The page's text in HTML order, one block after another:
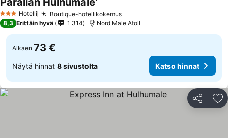
3 Tähtiluokitus
Hotelli Boutique-hotellikokemus
8,3 Erittäin hyvä 1 314 Nord Male Atoll
Alkaen 73 €
Näytä hinnat 8 sivustolta Katso hinnat
Jaa